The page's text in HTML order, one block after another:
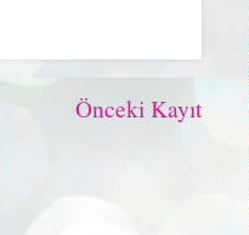
Önceki Kayıt